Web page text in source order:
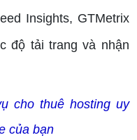
Insights, GTMetrix
độ tải trang và nhận
cho thuê hosting uy
của bạn